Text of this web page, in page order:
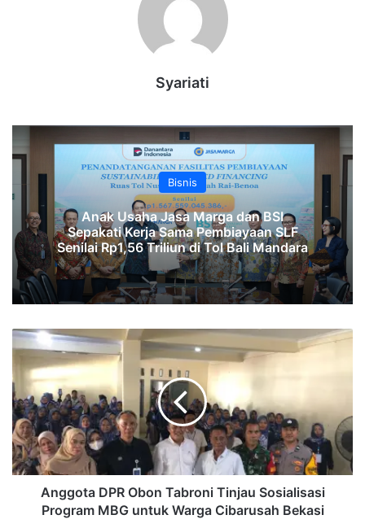
Syariati
Bisnis
Anak Usaha Jasa Marga dan BSI
Sepakati Kerja Sama Pembiayaan SLF
‎Senilai Rp1,56 Triliun di Tol Bali Mandara‎‎
Anggota
DPR
Obon
Tabroni
Tinjau
Sosialisasi
Program
MBG
untuk
Cibarusah
Anggota DPR Obon Tabroni Tinjau Sosialisasi
Program MBG untuk Warga Cibarusah Bekasi